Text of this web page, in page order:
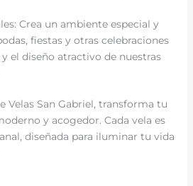
Crea un ambiente especial y
fiestas y otras celebraciones
el diseño atractivo de nuestras
Velas San Gabriel, transforma tu
y acogedor. Cada vela es
diseñada para iluminar tu vida